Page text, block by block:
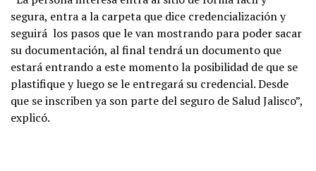
segura, entra a la carpeta que dice credencialización y
seguirá los pasos que le van mostrando para poder sacar
su documentación, al final tendrá un documento que
estará entrando a este momento la posibilidad de que se
plastifique y luego se le entregará su credencial. Desde
que se inscriben ya son parte del seguro de Salud Jalisco”,
explicó.